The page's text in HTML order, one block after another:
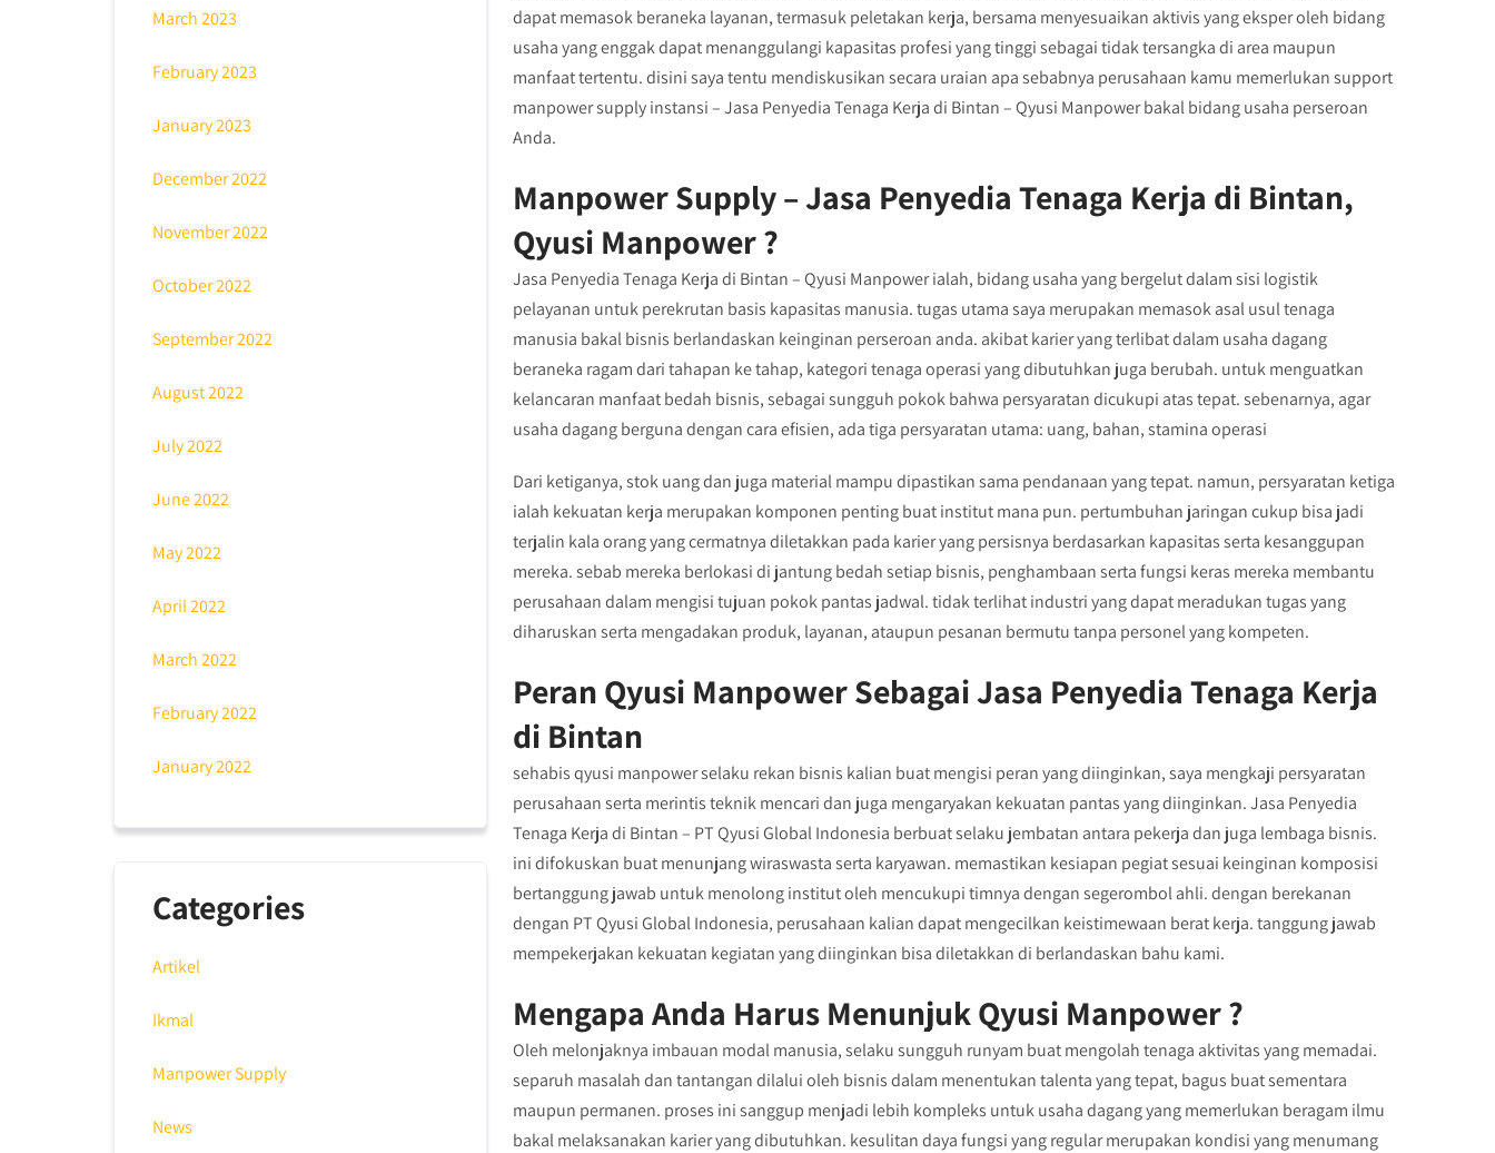
dapat memasok beraneka layanan, termasuk peletakan kerja, bersama menyesuaikan aktivis yang eksper oleh bidang
usaha yang enggak dapat menanggulangi kapasitas profesi yang tinggi sebagai tidak tersangka di area maupun
manfaat tertentu. disini saya tentu mendiskusikan secara uraian apa sebabnya perusahaan kamu memerlukan support
manpower supply instansi – Jasa Penyedia Tenaga Kerja di Bintan – Qyusi Manpower bakal bidang usaha perseroan
Anda.
Manpower Supply – Jasa Penyedia Tenaga Kerja di Bintan,
Qyusi Manpower ?
Jasa Penyedia Tenaga Kerja di Bintan – Qyusi Manpower ialah, bidang usaha yang bergelut dalam sisi logistik
pelayanan untuk perekrutan basis kapasitas manusia. tugas utama saya merupakan memasok asal usul tenaga
manusia bakal bisnis berlandaskan keinginan perseroan anda. akibat karier yang terlibat dalam usaha dagang
beraneka ragam dari tahapan ke tahap, kategori tenaga operasi yang dibutuhkan juga berubah. untuk menguatkan
kelancaran manfaat bedah bisnis, sebagai sungguh pokok bahwa persyaratan dicukupi atas tepat. sebenarnya, agar
usaha dagang berguna dengan cara efisien, ada tiga persyaratan utama: uang, bahan, stamina operasi
Dari ketiganya, stok uang dan juga material mampu dipastikan sama pendanaan yang tepat. namun, persyaratan ketiga
ialah kekuatan kerja merupakan komponen penting buat institut mana pun. pertumbuhan jaringan cukup bisa jadi
terjalin kala orang yang cermatnya diletakkan pada karier yang persisnya berdasarkan kapasitas serta kesanggupan
mereka. sebab mereka berlokasi di jantung bedah setiap bisnis, penghambaan serta fungsi keras mereka membantu
perusahaan dalam mengisi tujuan pokok pantas jadwal. tidak terlihat industri yang dapat meradukan tugas yang
diharuskan serta mengadakan produk, layanan, ataupun pesanan bermutu tanpa personel yang kompeten.
Peran Qyusi Manpower Sebagai Jasa Penyedia Tenaga Kerja
di Bintan
sehabis qyusi manpower selaku rekan bisnis kalian buat mengisi peran yang diinginkan, saya mengkaji persyaratan
perusahaan serta merintis teknik mencari dan juga mengaryakan kekuatan pantas yang diinginkan. Jasa Penyedia
Tenaga Kerja di Bintan – PT Qyusi Global Indonesia berbuat selaku jembatan antara pekerja dan juga lembaga bisnis.
ini difokuskan buat menunjang wiraswasta serta karyawan. memastikan kesiapan pegiat sesuai keinginan komposisi
bertanggung jawab untuk menolong institut oleh mencukupi timnya dengan segerombol ahli. dengan berekanan
dengan PT Qyusi Global Indonesia, perusahaan kalian dapat mengecilkan keistimewaan berat kerja. tanggung jawab
mempekerjakan kekuatan kegiatan yang diinginkan bisa diletakkan di berlandaskan bahu kami.
Mengapa Anda Harus Menunjuk Qyusi Manpower ?
Oleh melonjaknya imbauan modal manusia, selaku sungguh runyam buat mengolah tenaga aktivitas yang memadai.
separuh masalah dan tantangan dilalui oleh bisnis dalam menentukan talenta yang tepat, bagus buat sementara
maupun permanen. proses ini sanggup menjadi lebih kompleks untuk usaha dagang yang memerlukan beragam ilmu
bakal melaksanakan karier yang dibutuhkan. kesulitan daya fungsi yang regular merupakan kondisi yang menumang
March 2023
February 2023
January 2023
December 2022
November 2022
October 2022
September 2022
August 2022
July 2022
June 2022
May 2022
April 2022
March 2022
February 2022
January 2022
Categories
Artikel
Ikmal
Manpower Supply
News